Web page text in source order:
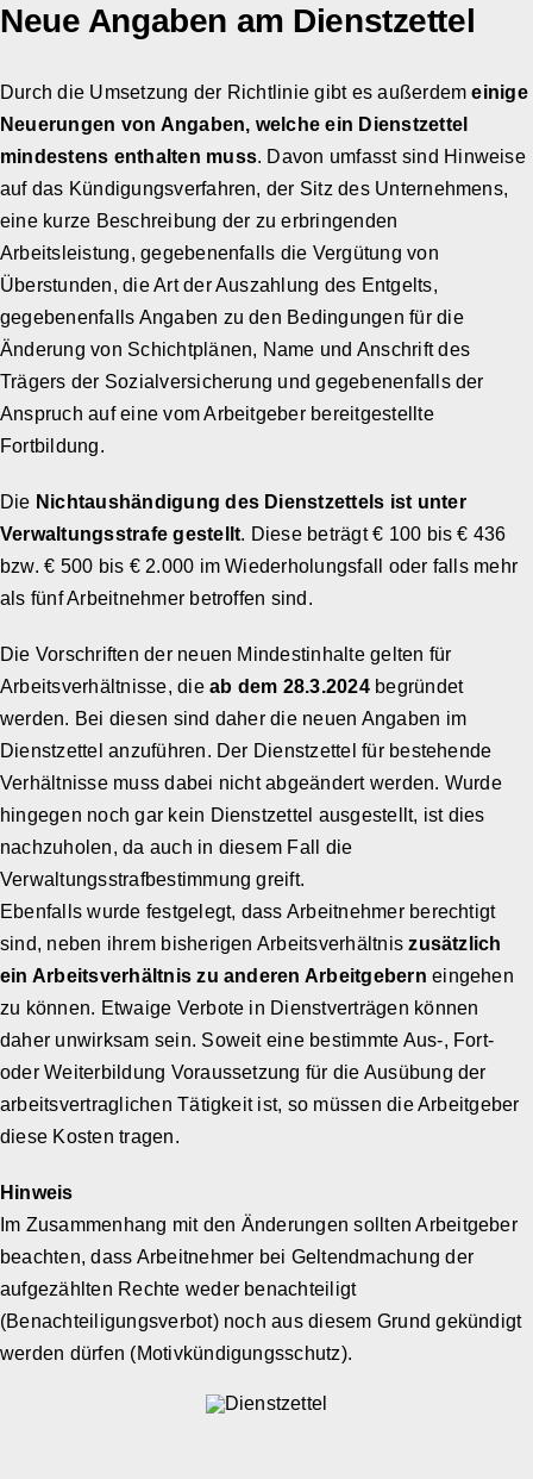
Neue Angaben am Dienstzettel
Durch die Umsetzung der Richtlinie gibt es außerdemeinige
Neuerungen von Angaben, welche ein Dienstzettel
mindestens enthalten muss. Davon umfasst sind Hinweise
auf das Kündigungsverfahren, der Sitz des Unternehmens,
eine kurze Beschreibung der zu erbringenden
Arbeitsleistung, gegebenenfalls die Vergütung von
Überstunden, die Art der Auszahlung des Entgelts,
gegebenenfalls Angaben zu den Bedingungen für die
Änderung von Schichtplänen, Name und Anschrift des
Trägers der Sozialversicherung und gegebenenfalls der
Anspruch auf eine vom Arbeitgeber bereitgestellte
Fortbildung.
Die Nichtaushändigung des Dienstzettels ist unter
Verwaltungsstrafe gestellt. Diese beträgt € 100 bis € 436
bzw. € 500 bis € 2.000 im Wiederholungsfall oder falls mehr
als fünf Arbeitnehmer betroffen sind.
Die Vorschriften der neuen Mindestinhalte gelten für
Arbeitsverhältnisse, die ab dem 28.3.2024begründet
werden. Bei diesen sind daher die neuen Angaben im
Dienstzettel anzuführen. Der Dienstzettel für bestehende
Verhältnisse muss dabei nicht abgeändert werden. Wurde
hingegen noch gar kein Dienstzettel ausgestellt, ist dies
nachzuholen, da auch in diesem Fall die
Verwaltungsstrafbestimmung greift.
Ebenfalls wurde festgelegt, dass Arbeitnehmer berechtigt
sind, neben ihrem bisherigen Arbeitsverhältniszusätzlich
ein Arbeitsverhältnis zu anderen Arbeitgebern eingehen
zu können. Etwaige Verbote in Dienstverträgen können
daher unwirksam sein. Soweit eine bestimmte Aus-, Fort-
oder Weiterbildung Voraussetzung für die Ausübung der
arbeitsvertraglichen Tätigkeit ist, so müssen die Arbeitgeber
diese Kosten tragen.
Hinweis
Im Zusammenhang mit den Änderungen sollten Arbeitgeber
beachten, dass Arbeitnehmer bei Geltendmachung der
aufgezählten Rechte weder benachteiligt
(Benachteiligungsverbot) noch aus diesem Grund gekündigt
werden dürfen (Motivkündigungsschutz).